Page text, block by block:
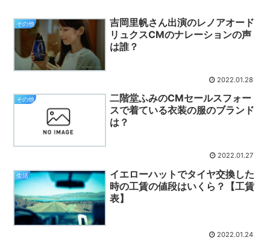
その他
吉岡里帆さん出演のレノアオード
リュクスCMのナレーションの声
は誰？
2022.01.28
その他
二階堂ふみのCMセールスフォー
スで着ている衣装の服のブランド
は？
2022.01.27
生活
イエローハットでタイヤ交換した
時の工賃の値段はいくら？【工賃
表】
2022.01.24